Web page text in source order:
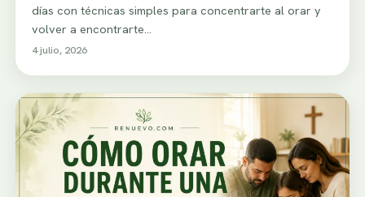
días con técnicas simples para concentrarte al orar y
volver a encontrarte…
4 julio, 2026